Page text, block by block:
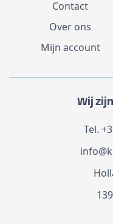
Contact
Over ons
Mijn account
Wij
Tel.